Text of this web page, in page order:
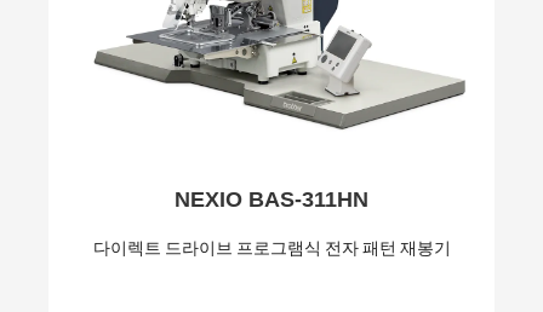
NEXIO BAS-311HN
다이렉트 드라이브 프로그램식 전자 패턴 재봉기